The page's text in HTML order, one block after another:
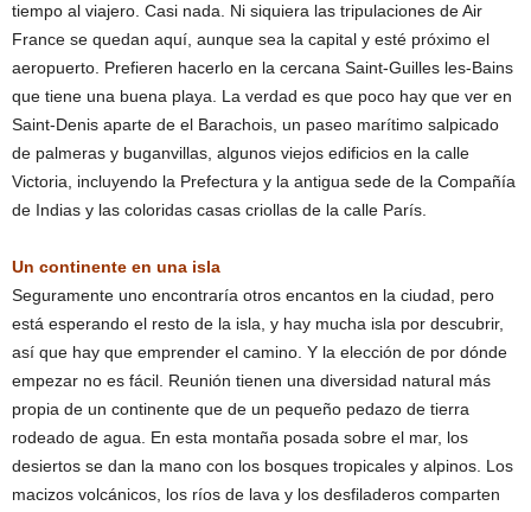
tiempo al viajero. Casi nada. Ni siquiera las tripulaciones de Air
France se quedan aquí, aunque sea la capital y esté próximo el
aeropuerto. Prefieren hacerlo en la cercana Saint-Guilles les-Bains
que tiene una buena playa. La verdad es que poco hay que ver en
Saint-Denis aparte de el Barachois, un paseo marítimo salpicado
de palmeras y buganvillas, algunos viejos edificios en la calle
Victoria, incluyendo la Prefectura y la antigua sede de la Compañía
de Indias y las coloridas casas criollas de la calle París.
Un continente en una isla
Seguramente uno encontraría otros encantos en la ciudad, pero
está esperando el resto de la isla, y hay mucha isla por descubrir,
así que hay que emprender el camino. Y la elección de por dónde
empezar no es fácil. Reunión tienen una diversidad natural más
propia de un continente que de un pequeño pedazo de tierra
rodeado de agua. En esta montaña posada sobre el mar, los
desiertos se dan la mano con los bosques tropicales y alpinos. Los
macizos volcánicos, los ríos de lava y los desfiladeros comparten